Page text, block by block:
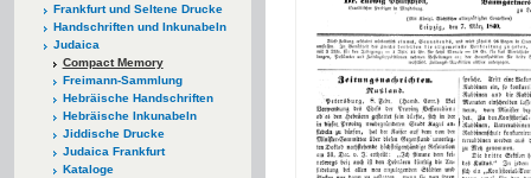
Frankfurt und Seltene Drucke
Handschriften und Inkunabeln
Judaica
Compact Memory
Freimann-Sammlung
Hebräische Handschriften
Hebräische Inkunabeln
Jiddische Drucke
Judaica Frankfurt
Kataloge